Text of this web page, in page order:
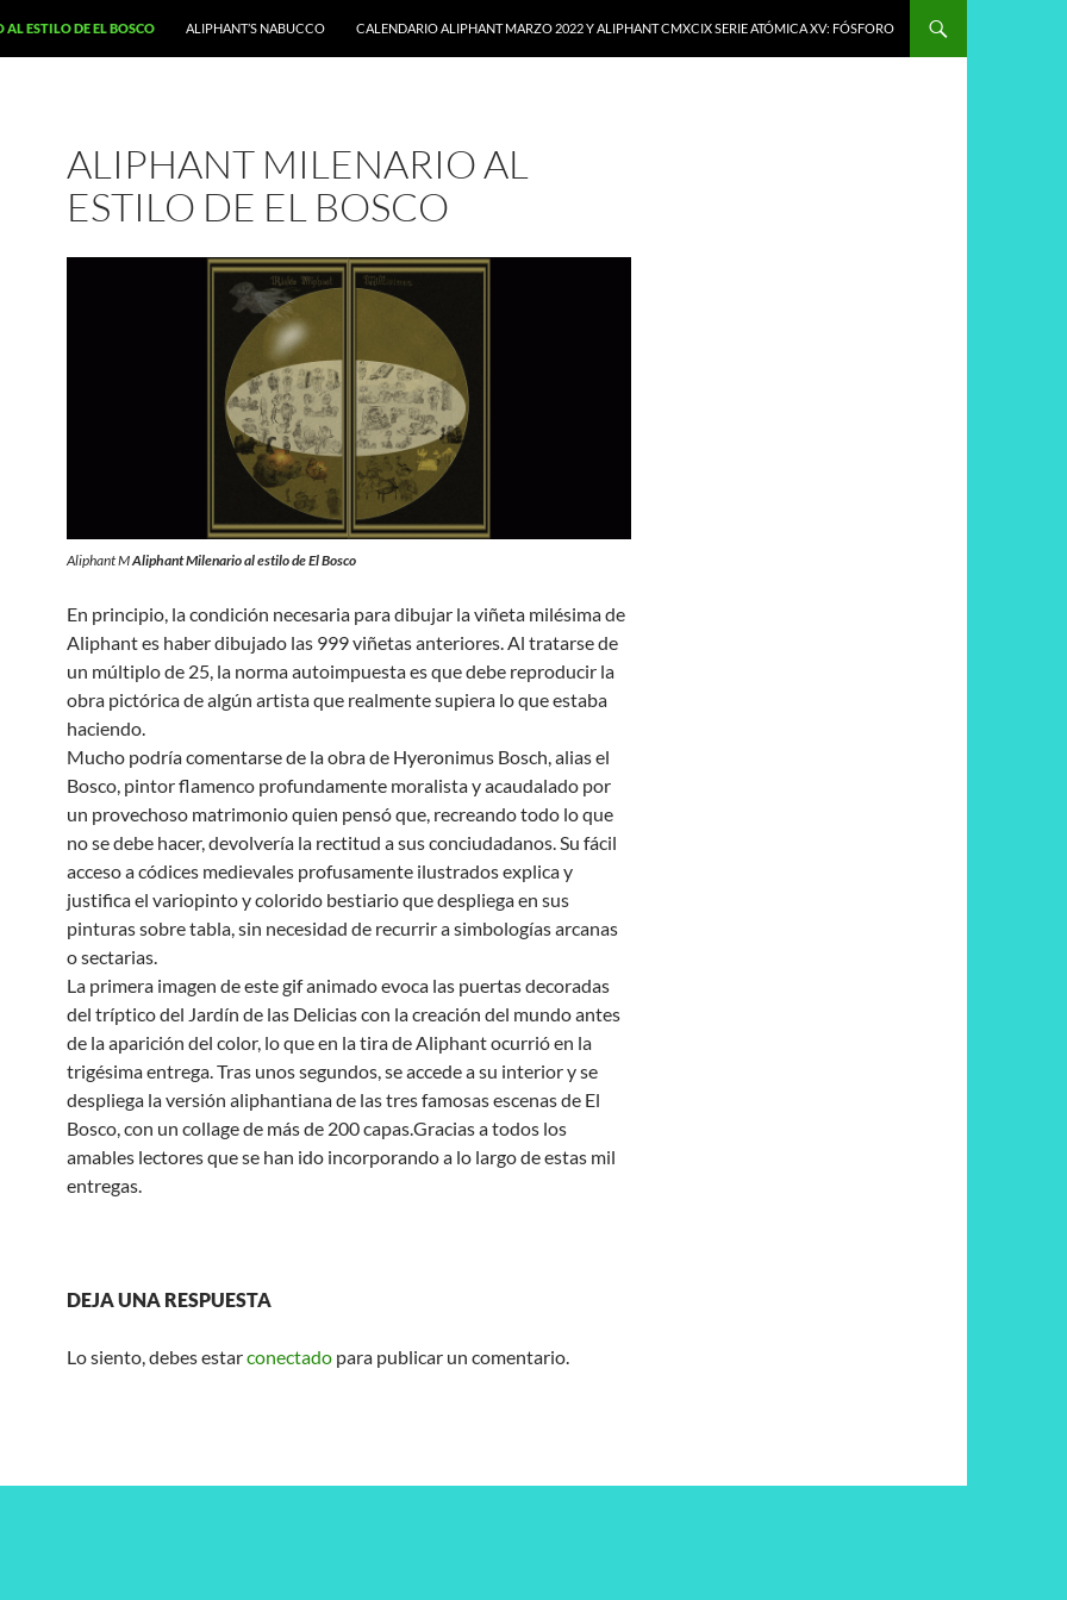
ESTILO DE EL BOSCO ALIPHANT’S NABUCCO CALENDARIO ALIPHANT MARZO 2022 Y ALIPHANT CMXCIX SERIE ATÓMICA XV: FÓSFORO
ALIPHANT MILENARIO AL
ESTILO DE EL BOSCO
Aliphant MAliphant Milenario al estilo de El Bosco
En principio, la condición necesaria para dibujar la viñeta milésima de
Aliphant es haber dibujado las 999 viñetas anteriores. Al tratarse de
un múltiplo de 25, la norma autoimpuesta es que debe reproducir la
obra pictórica de algún artista que realmente supiera lo que estaba
haciendo.
Mucho podría comentarse de la obra de Hyeronimus Bosch, alias el
Bosco, pintor flamenco profundamente moralista y acaudalado por
un provechoso matrimonio quien pensó que, recreando todo lo que
no se debe hacer, devolvería la rectitud a sus conciudadanos. Su fácil
acceso a códices medievales profusamente ilustrados explica y
justifica el variopinto y colorido bestiario que despliega en sus
pinturas sobre tabla, sin necesidad de recurrir a simbologías arcanas
o sectarias.
La primera imagen de este gif animado evoca las puertas decoradas
del tríptico del Jardín de las Delicias con la creación del mundo antes
de la aparición del color, lo que en la tira de Aliphant ocurrió en la
trigésima entrega. Tras unos segundos, se accede a su interior y se
despliega la versión aliphantiana de las tres famosas escenas de El
Bosco, con un collage de más de 200 capas.Gracias a todos los
amables lectores que se han ido incorporando a lo largo de estas mil
entregas.
DEJA UNA RESPUESTA
Lo siento, debes estarconectado para publicar un comentario.